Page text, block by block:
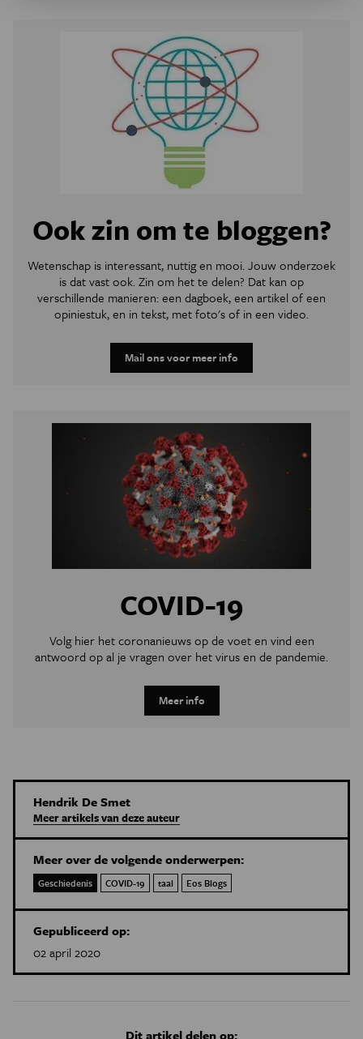
Ook zin om te bloggen?
Wetenschap is interessant, nuttig en mooi. Jouw onderzoek
is dat vast ook. Zin om het te delen? Dat kan op
verschillende manieren: een dagboek, een artikel of een
opiniestuk, en in tekst, met foto's of in een video.
Mail ons voor meer info
COVID-19
Volg hier het coronanieuws op de voet en vind een
antwoord op al je vragen over het virus en de pandemie.
Meer info
Hendrik De Smet
Meer artikels van deze auteur
Meer over de volgende onderwerpen:
Geschiedenis COVID-19 taal Eos Blogs
Gepubliceerd op:
02 april 2020
Dit artikel delen op: